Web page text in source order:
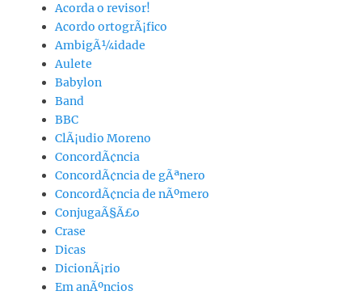
Acorda o revisor!
Acordo ortogrÃ¡fico
AmbigÃ¼idade
Aulete
Babylon
Band
BBC
ClÃ¡udio Moreno
ConcordÃ¢ncia
ConcordÃ¢ncia de gÃªnero
ConcordÃ¢ncia de nÃºmero
ConjugaÃ§Ã£o
Crase
Dicas
DicionÃ¡rio
Em anÃºncios